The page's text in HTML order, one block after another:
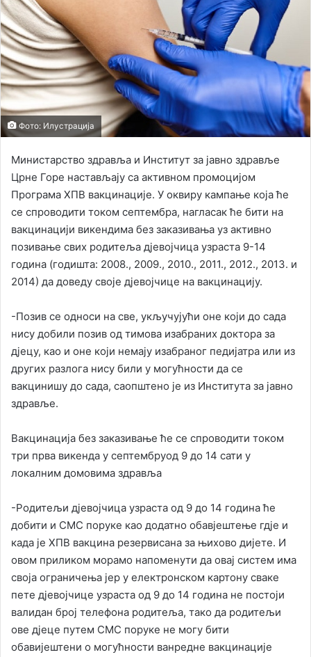
e
m
a
i
l
Фото: Илустрација
Министарство здравља и Институт за јавно здравље
Црне Горе настављају са активном промоцијом
Програма ХПВ вакцинације. У оквиру кампање која ће
се спроводити током септембра, нагласак ће бити на
вакцинацији викендима без заказивања уз активно
позивање свих родитеља дјевојчица узраста 9-14
година (годишта: 2008., 2009., 2010., 2011., 2012., 2013. и
2014) да доведу своје дјевојчице на вакцинацију.
-Позив се односи на све, укључујући оне који до сада
нису добили позив од тимова изабраних доктора за
дјецу, као и оне који немају изабраног педијатра или из
других разлога нису били у могућности да се
вакцинишу до сада, саопштено је из Института за јавно
здравље.
Вакцинација без заказивање ће се спроводити током
три прва викенда у септембруод 9 до 14 сати у
локалним домовима здравља
-Родитељи дјевојчица узраста од 9 до 14 година ће
добити и СМС поруке као додатно обавјештење гдје и
када је ХПВ вакцина резервисана за њихово дијете. И
овом приликом морамо напоменути да овај систем има
своја ограничења јер у електронском картону сваке
пете дјевојчице узраста од 9 до 14 година не постоји
валидан број телефона родитеља, тако да родитељи
ове дјеце путем СМС поруке не могу бити
обавијештени о могућности ванредне вакцинације